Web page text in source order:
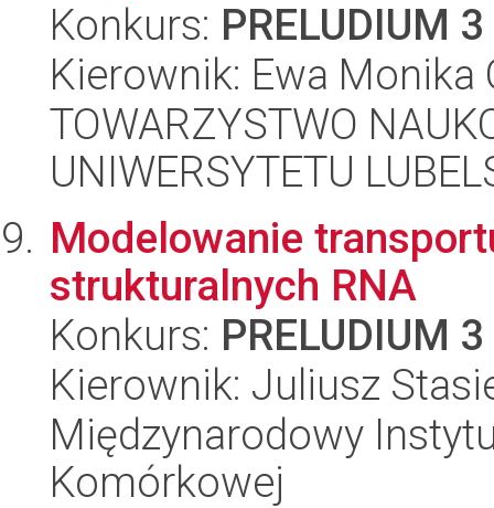
Konkurs: PRELUDIUM 3
Kierownik: Ewa Monika
TOWARZYSTWO
UNIWERSYTETU
Modelowanie
strukturalnych RNA
Konkurs: PRELUDIUM 3
Kierownik: Juliusz
Międzynarodowy
Komórkowej